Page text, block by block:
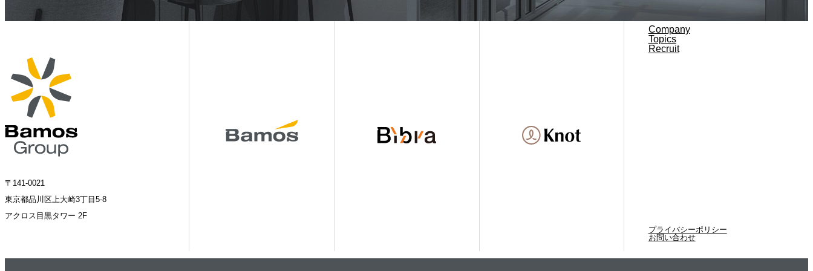
〒141-0021
東京都品川区上大崎3丁目5-8
アクロス目黒タワー 2F
Company
Topics
Recruit
プライバシーポリシー
お問い合わせ